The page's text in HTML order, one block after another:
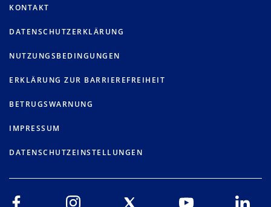
KONTAKT
DATENSCHUTZERKLÄRUNG
NUTZUNGSBEDINGUNGEN
ERKLÄRUNG ZUR BARRIEREFREIHEIT
BETRUGSWARNUNG
IMPRESSUM
DATENSCHUTZEINSTELLUNGEN